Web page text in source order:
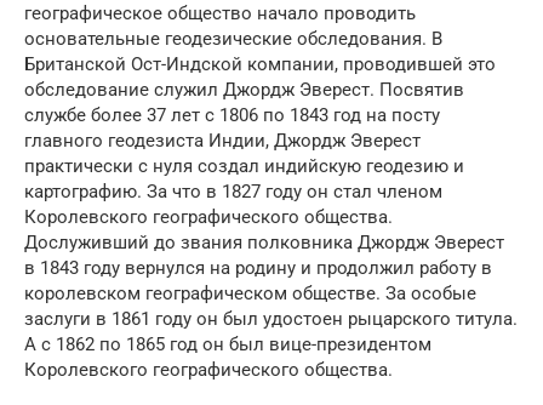
географическое общество начало проводить
основательные геодезические обследования. В
Британской Ост-Индской компании, проводившей это
обследование служил Джордж Эверест. Посвятив
службе более 37 лет с 1806 по 1843 год на посту
главного геодезиста Индии, Джордж Эверест
практически с нуля создал индийскую геодезию и
картографию. За что в 1827 году он стал членом
Королевского географического общества.
Дослуживший до звания полковника Джордж Эверест
в 1843 году вернулся на родину и продолжил работу в
королевском географическом обществе. За особые
заслуги в 1861 году он был удостоен рыцарского титула.
А с 1862 по 1865 год он был вице-президентом
Королевского географического общества.